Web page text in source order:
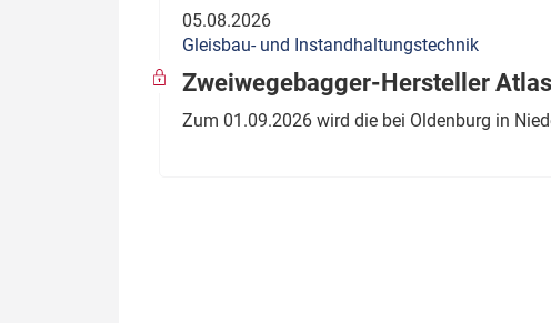
05.08.2026
Gleisbau- und Instandhaltungstechnik
Zweiwegebagger-Hersteller
Zum 01.09.2026 wird die bei Oldenburg in